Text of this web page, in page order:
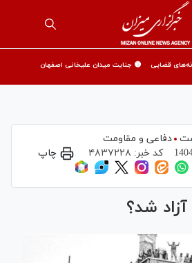
قضایی 🟡 جنایت میدان علیخانی اصفهان
دفاعی و مقاومت
کد خبر: ۴۸۳۷۲۲۸ چاپ
شد؟